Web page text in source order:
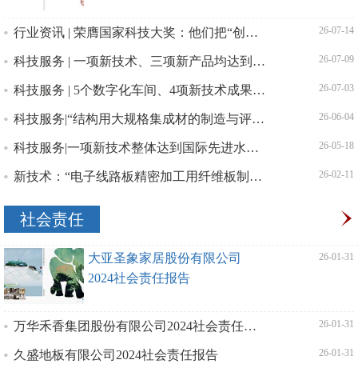
行业资讯 | 荣膺国家科技大奖：他们把“创新势能”转化为“领跑动能” | 26-07-14
科技服务 | 一项新技术、三项新产品均达到国际先进水平 | 26-07-09
科技服务 | 5个数字化车间、4项新技术成果通过评价 | 26-07-03
科技服务|“结构用大规格集成材的制造与评价关键技术”通过科技成果评价 | 26-06-04
科技服务|一项新技术整体达到国际先进水平，两项新产品均达到国际先进水平 | 26-05-18
新技术：“电子线路板精密加工用纤维板制造关键技术”及其新产品分别达到国际先进、国际领先水平 | 26-02-11
社会责任
大亚圣象家居股份有限公司
2024社会责任报告
| 26-01-31
万华禾香集团股份有限公司2024社会责任报告 | 26-01-31
久盛地板有限公司2024社会责任报告 | 26-01-31